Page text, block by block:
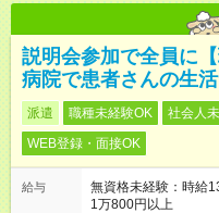
説明会参加で全員に
病院で患者さんの生
派遣 職種未経験OK 社会人
WEB登録・面接OK
給与
無資格未経験：時
1万800円以上